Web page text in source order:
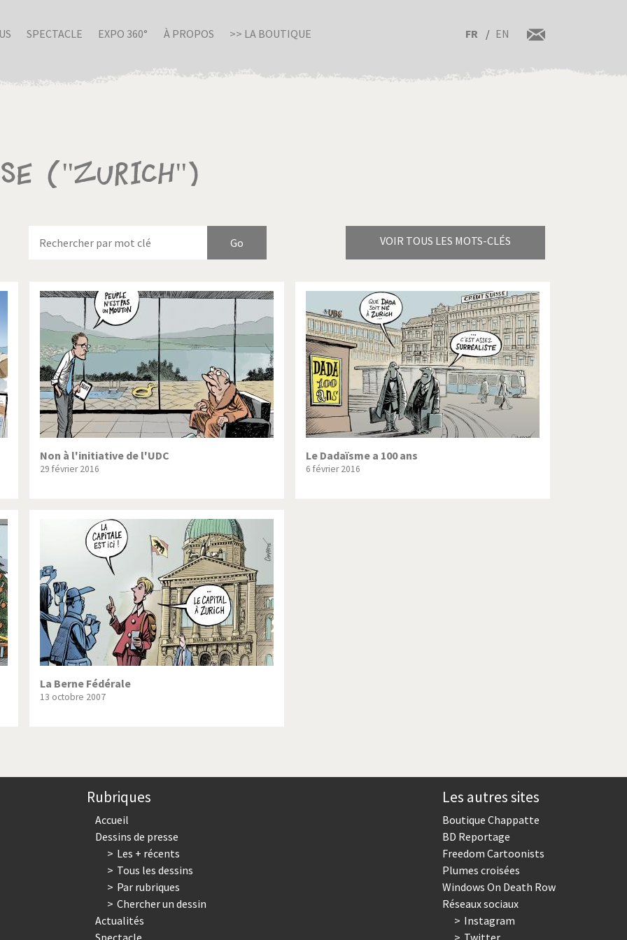
SPECTACLE EXPO 360° À PROPOS >> LA BOUTIQUE FR EN
("Zurich")
VOIR TOUS LES MOTS-CLÉS
en Italie Birmanie Brexitland
ou pas très? Chère énergie! Crise grecque
arabe à l'hiver Election présidentielle US Guerre en Syrie
Palestine L'Amérique et les armes L'Iran tremble
du Nord: guerre ou paix? La finance et ses crises La France en marche
Le Best-Of Le boson de Higgs
suisse en Libye Pakistan incertain
virus Pot-pourri
Trump II
Non à l'initiative de l'UDC
29 février 2016
Le Dadaïsme a 100 ans
6 février 2016
La Berne Fédérale
13 octobre 2007
Rubriques
Accueil
Dessins de presse
Les + récents
Tous les dessins
Par rubriques
Chercher un dessin
Actualités
Spectacle
Les autres sites
Boutique Chappatte
BD Reportage
Freedom Cartoonists
Plumes croisées
Windows On Death Row
Réseaux sociaux
Instagram
Twitter